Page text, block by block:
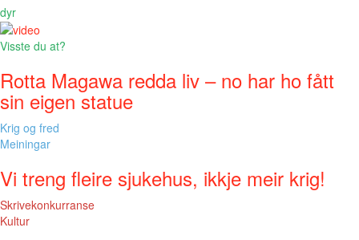
dyr
Visste du at?
Rotta Magawa redda liv – no har ho fått
sin eigen statue
Krig og fred
Meiningar
Vi treng fleire sjukehus, ikkje meir krig!
Skrivekonkurranse
Kultur